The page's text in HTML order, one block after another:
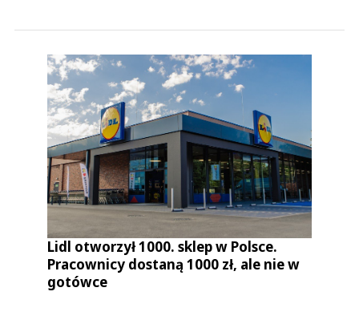
Lidl otworzył 1000. sklep w Polsce.
Pracownicy dostaną 1000 zł, ale nie w
gotówce